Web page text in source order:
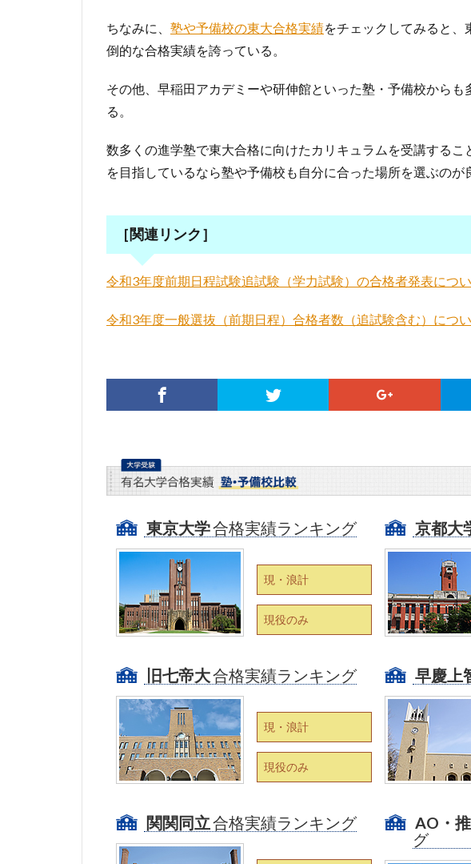
ちなみに、 塾や予備校の東大合格実績をチェックしてみると
倒的な合格実績を誇っている。
その他、早稲田アカデミーや研伸館といった塾・予備校から
る。
数多くの進学塾で東大合格に向けたカリキュラムを受講する
を目指しているなら塾や予備校も自分に合った場所を選ぶのが
［関連リンク］
令和3年度前期日程試験追試験（学力試験）の合格者発表につ
令和3年度一般選抜（前期日程）合格者数（追試験含む）につ
東京大学合格実績ランキング
現・浪計
現役のみ
京都大
旧七帝大合格実績ランキング
現・浪計
現役のみ
早慶上
関関同立合格実績ランキング AO・
グ